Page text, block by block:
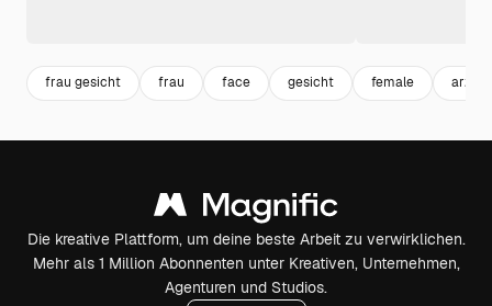
frau gesicht frau face gesicht female arzt
Die kreative Plattform, um deine beste Arbeit zu verwirklichen.
Mehr als 1 Million Abonnenten unter Kreativen, Unternehmen,
Agenturen und Studios.